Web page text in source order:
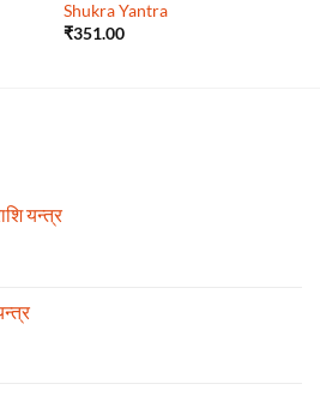
Shukra Yantra
₹351.00
यन्त्र